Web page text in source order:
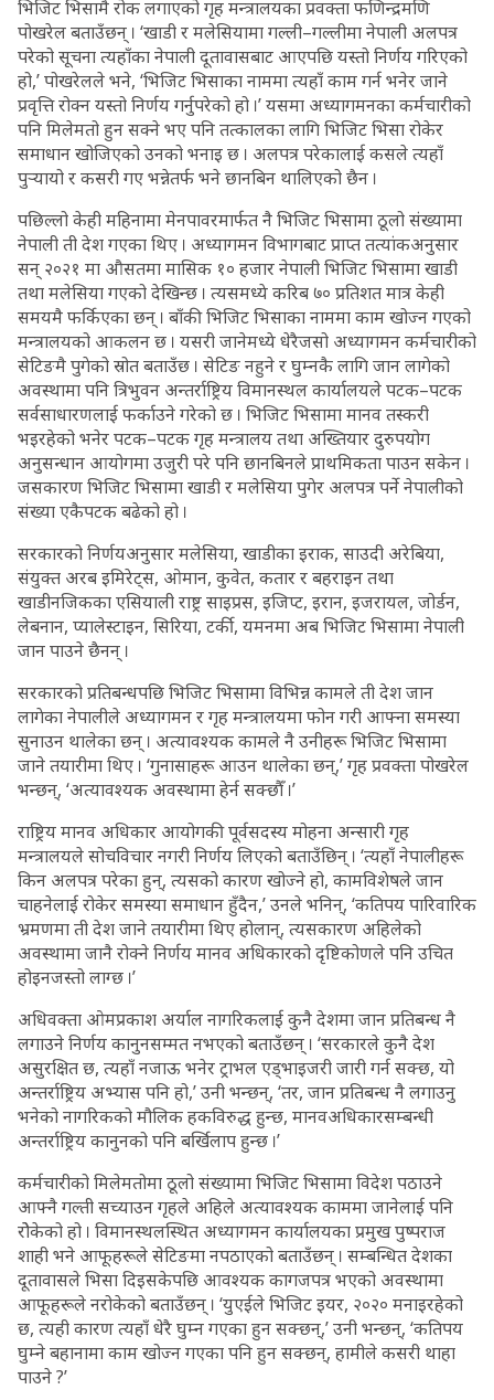
भिजिट भिसामै रोक लगाएको गृह मन्त्रालयका प्रवक्ता फणिन्द्रमणि
पोखरेल बताउँछन् । ‘खाडी र मलेसियामा गल्ली–गल्लीमा नेपाली अलपत्र
परेको सूचना त्यहाँका नेपाली दूतावासबाट आएपछि यस्तो निर्णय गरिएको
हो,’ पोखरेलले भने, ‘भिजिट भिसाका नाममा त्यहाँ काम गर्न भनेर जाने
प्रवृत्ति रोक्न यस्तो निर्णय गर्नुपरेको हो ।’ यसमा अध्यागमनका कर्मचारीको
पनि मिलेमतो हुन सक्ने भए पनि तत्कालका लागि भिजिट भिसा रोकेर
समाधान खोजिएको उनको भनाइ छ । अलपत्र परेकालाई कसले त्यहाँ
पुर्‍यायो र कसरी गए भन्नेतर्फ भने छानबिन थालिएको छैन ।
पछिल्लो केही महिनामा मेनपावरमार्फत नै भिजिट भिसामा ठूलो संख्यामा
नेपाली ती देश गएका थिए । अध्यागमन विभागबाट प्राप्त तत्यांकअनुसार
सन् २०२१ मा औसतमा मासिक १० हजार नेपाली भिजिट भिसामा खाडी
तथा मलेसिया गएको देखिन्छ । त्यसमध्ये करिब ७० प्रतिशत मात्र केही
समयमै फर्किएका छन् । बाँकी भिजिट भिसाका नाममा काम खोज्न गएको
मन्त्रालयको आकलन छ । यसरी जानेमध्ये धेरैजसो अध्यागमन कर्मचारीको
सेटिङमै पुगेको स्रोत बताउँछ । सेटिङ नहुने र घुम्नकै लागि जान लागेको
अवस्थामा पनि त्रिभुवन अन्तर्राष्ट्रिय विमानस्थल कार्यालयले पटक–पटक
सर्वसाधारणलाई फर्काउने गरेको छ । भिजिट भिसामा मानव तस्करी
भइरहेको भनेर पटक–पटक गृह मन्त्रालय तथा अख्तियार दुरुपयोग
अनुसन्धान आयोगमा उजुरी परे पनि छानबिनले प्राथमिकता पाउन सकेन ।
जसकारण भिजिट भिसामा खाडी र मलेसिया पुगेर अलपत्र पर्ने नेपालीको
संख्या एकैपटक बढेको हो ।
सरकारको निर्णयअनुसार मलेसिया, खाडीका इराक, साउदी अरेबिया,
संयुक्त अरब इमिरेट्स, ओमान, कुवेत, कतार र बहराइन तथा
खाडीनजिकका एसियाली राष्ट्र साइप्रस, इजिप्ट, इरान, इजरायल, जोर्डन,
लेबनान, प्यालेस्टाइन, सिरिया, टर्की, यमनमा अब भिजिट भिसामा नेपाली
जान पाउने छैनन् ।
सरकारको प्रतिबन्धपछि भिजिट भिसामा विभिन्न कामले ती देश जान
लागेका नेपालीले अध्यागमन र गृह मन्त्रालयमा फोन गरी आफ्ना समस्या
सुनाउन थालेका छन् । अत्यावश्यक कामले नै उनीहरू भिजिट भिसामा
जाने तयारीमा थिए । ‘गुनासाहरू आउन थालेका छन्,’ गृह प्रवक्ता पोखरेल
भन्छन्, ‘अत्यावश्यक अवस्थामा हेर्न सक्छौँ ।’
राष्ट्रिय मानव अधिकार आयोगकी पूर्वसदस्य मोहना अन्सारी गृह
मन्त्रालयले सोचविचार नगरी निर्णय लिएको बताउँछिन् । ‘त्यहाँ नेपालीहरू
किन अलपत्र परेका हुन्, त्यसको कारण खोज्ने हो, कामविशेषले जान
चाहनेलाई रोकेर समस्या समाधान हुँदैन,’ उनले भनिन्, ‘कतिपय पारिवारिक
भ्रमणमा ती देश जाने तयारीमा थिए होलान्, त्यसकारण अहिलेको
अवस्थामा जानै रोक्ने निर्णय मानव अधिकारको दृष्टिकोणले पनि उचित
होइनजस्तो लाग्छ ।’
अधिवक्ता ओमप्रकाश अर्याल नागरिकलाई कुनै देशमा जान प्रतिबन्ध नै
लगाउने निर्णय कानुनसम्मत नभएको बताउँछन् । ‘सरकारले कुनै देश
असुरक्षित छ, त्यहाँ नजाऊ भनेर ट्राभल एड्भाइजरी जारी गर्न सक्छ, यो
अन्तर्राष्ट्रिय अभ्यास पनि हो,’ उनी भन्छन्, ‘तर, जान प्रतिबन्ध नै लगाउनु
भनेको नागरिकको मौलिक हकविरुद्ध हुन्छ, मानवअधिकारसम्बन्धी
अन्तर्राष्ट्रिय कानुनको पनि बर्खिलाप हुन्छ ।’
कर्मचारीको मिलेमतोमा ठूलो संख्यामा भिजिट भिसामा विदेश पठाउने
आफ्नै गल्ती सच्याउन गृहले अहिले अत्यावश्यक काममा जानेलाई पनि
रोेकेको हो । विमानस्थलस्थित अध्यागमन कार्यालयका प्रमुख पुष्पराज
शाही भने आफूहरूले सेटिङमा नपठाएको बताउँछन् । सम्बन्धित देशका
दूतावासले भिसा दिइसकेपछि आवश्यक कागजपत्र भएको अवस्थामा
आफूहरूले नरोकेको बताउँछन् । ‘युएईले भिजिट इयर, २०२० मनाइरहेको
छ, त्यही कारण त्यहाँ धेरै घुम्न गएका हुन सक्छन्,’ उनी भन्छन्, ‘कतिपय
घुम्ने बहानामा काम खोज्न गएका पनि हुन सक्छन्, हामीले कसरी थाहा
पाउने ?’